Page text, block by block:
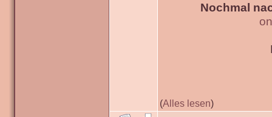
Nochmal
(Alles lesen)